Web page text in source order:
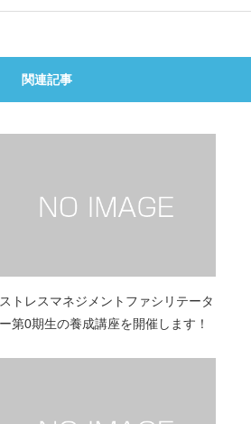
関連記事
ストレスマネジメントファシリテータ
ー第0期生の養成講座を開催します！